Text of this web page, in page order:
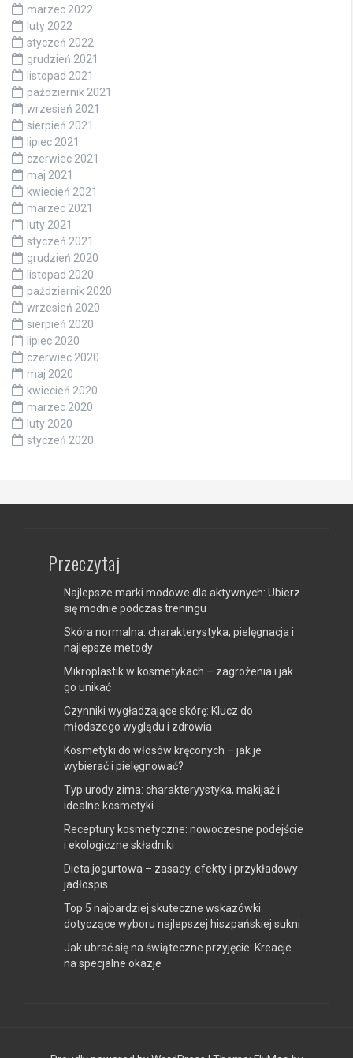
marzec 2022
luty 2022
styczeń 2022
grudzień 2021
listopad 2021
październik 2021
wrzesień 2021
sierpień 2021
lipiec 2021
czerwiec 2021
maj 2021
kwiecień 2021
marzec 2021
luty 2021
styczeń 2021
grudzień 2020
listopad 2020
październik 2020
wrzesień 2020
sierpień 2020
lipiec 2020
czerwiec 2020
maj 2020
kwiecień 2020
marzec 2020
luty 2020
styczeń 2020
Przeczytaj
Najlepsze marki modowe dla aktywnych: Ubierz
się modnie podczas treningu
Skóra normalna: charakterystyka, pielęgnacja i
najlepsze metody
Mikroplastik w kosmetykach – zagrożenia i jak
go unikać
Czynniki wygładzające skórę: Klucz do
młodszego wyglądu i zdrowia
Kosmetyki do włosów kręconych – jak je
wybierać i pielęgnować?
Typ urody zima: charakteryystyka, makijaż i
idealne kosmetyki
Receptury kosmetyczne: nowoczesne podejście
i ekologiczne składniki
Dieta jogurtowa – zasady, efekty i przykładowy
jadłospis
Top 5 najbardziej skuteczne wskazówki
dotyczące wyboru najlepszej hiszpańskiej sukni
Jak ubrać się na świąteczne przyjęcie: Kreacje
na specjalne okazje